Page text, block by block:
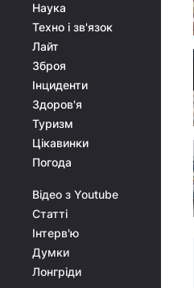
Наука
Техно і зв'язок
Лайт
Зброя
Інциденти
Здоров'я
Туризм
Цікавинки
Погода
Відео з Youtube
Статті
Інтерв'ю
Думки
Лонгріди